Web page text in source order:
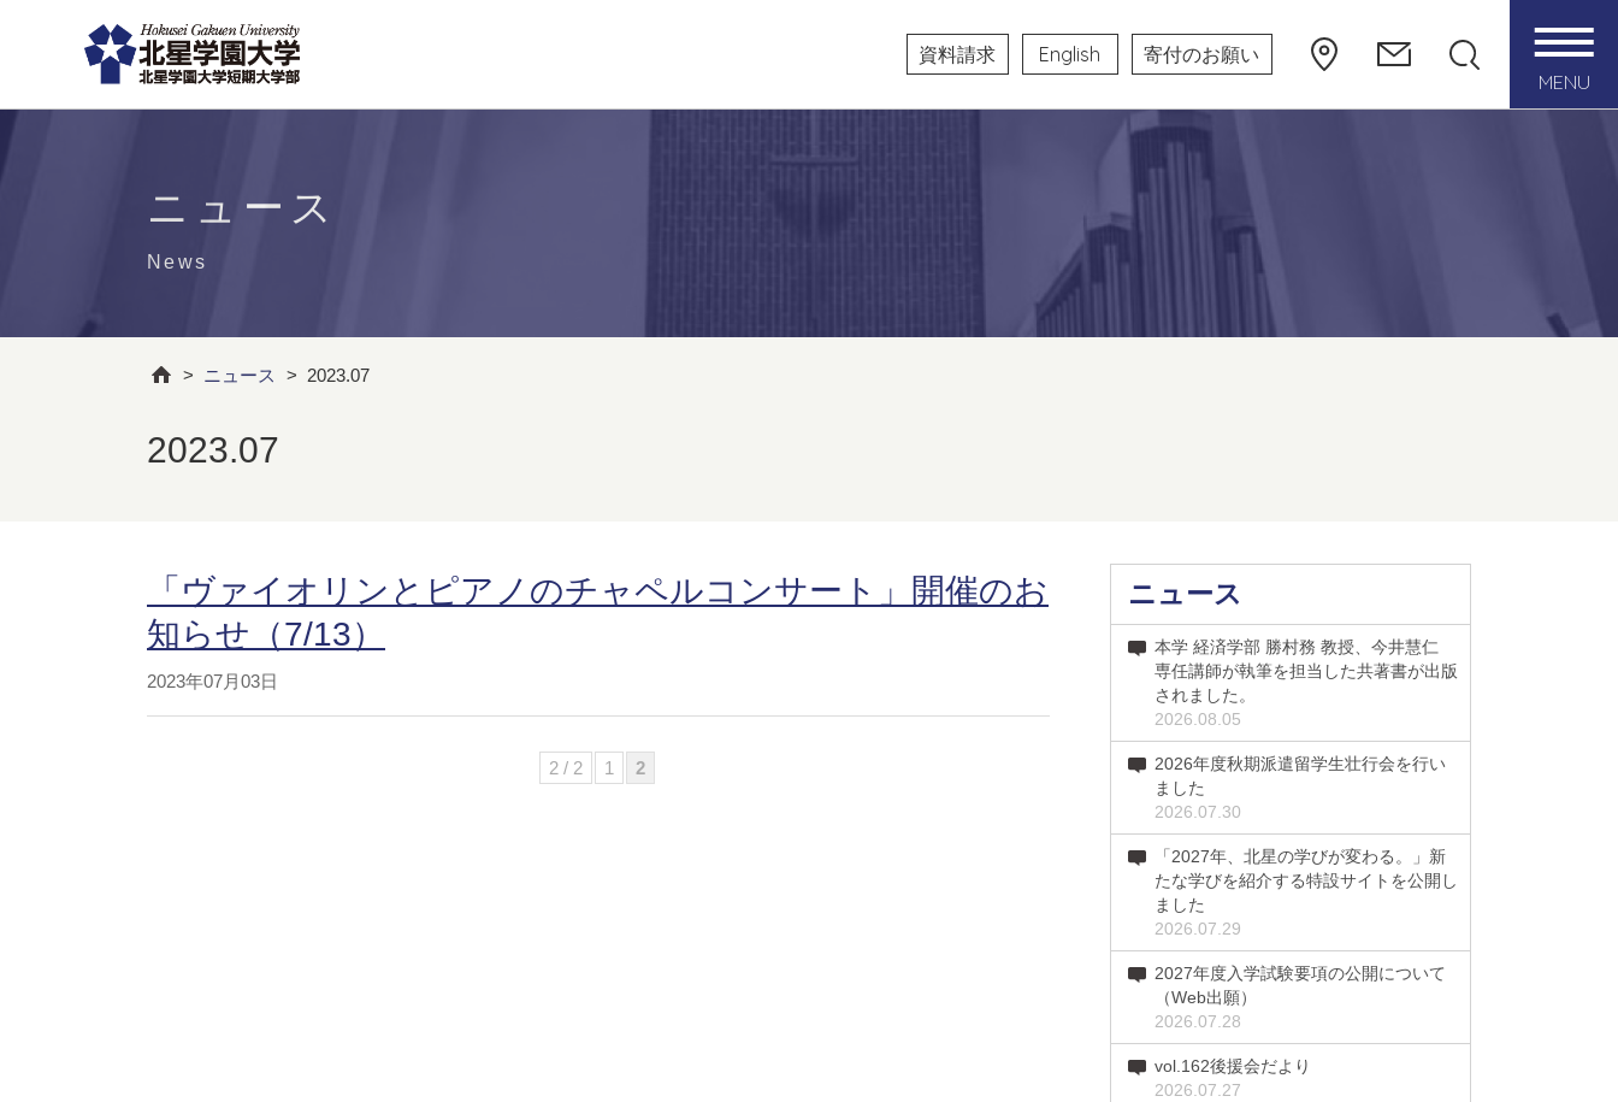
資料請求 English
寄付のお願い
MENU
ニュース
News
> ニュース > 2023.07
2023.07
「ヴァイオリンとピアノのチャペルコンサート」開催のお
知らせ（7/13）
2023年07月03日
2 / 2 1 2
ニュース
本学 経済学部 勝村務 教授、今井慧仁
専任講師が執筆を担当した共著書が出版
されました。
2026.08.05
2026年度秋期派遣留学生壮行会を行い
ました
2026.07.30
「2027年、北星の学びが変わる。」新
たな学びを紹介する特設サイトを公開し
ました
2026.07.29
2027年度入学試験要項の公開について
（Web出願）
2026.07.28
vol.162後援会だより
2026.07.27